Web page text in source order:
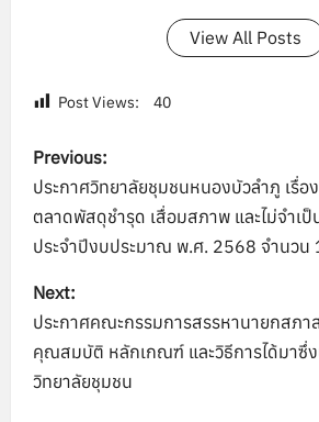
View All Posts
Post Views: 40
P
o
s
t
n
a
Previous:
ประกาศวิทยาลัยชุมชนหนองบัวลำภู เรื่อ
ตลาดพัสดุชำรุด เสื่อมสภาพ และไม่จำเป็
ประจำปีงบประมาณ พ.ศ. 2568 จำนวน
Next:
ประกาศคณะกรรมการสรรหานายกสภา
คุณสมบัติ หลักเกณฑ์ และวิธีการได้มาซึ่
วิทยาลัยชุมชน